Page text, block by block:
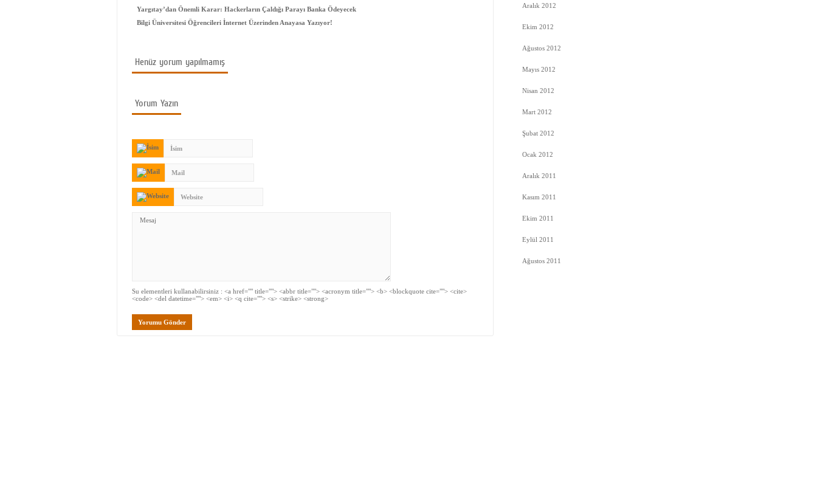
Yargıtay’dan Önemli Karar: Hackerların Çaldığı Parayı Banka Ödeyecek
Bilgi Üniversitesi Öğrencileri İnternet Üzerinden Anayasa Yazıyor!
Henüz yorum yapılmamış
Yorum Yazın
Su elementleri kullanabilirsiniz : <a href="" title=""> <abbr title=""> <acronym title=""> <b> <blockquote cite=""> <cite>
<code> <del datetime=""> <em> <i> <q cite=""> <s> <strike> <strong>
Aralık 2012
Ekim 2012
Ağustos 2012
Mayıs 2012
Nisan 2012
Mart 2012
Şubat 2012
Ocak 2012
Aralık 2011
Kasım 2011
Ekim 2011
Eylül 2011
Ağustos 2011